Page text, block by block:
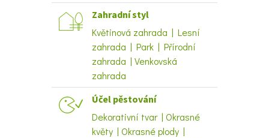
Zahradní styl
Květinová zahrada | Lesní
zahrada | Park | Přírodní
zahrada | Venkovská
zahrada
Účel pěstování
Dekorativní tvar | Okrasné
květy | Okrasné plody |